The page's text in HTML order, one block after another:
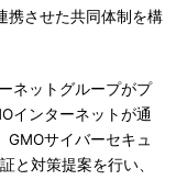
携させた共同体制を構
ネットグループがプ
インターネットが通
サイバーセキュ
と対策提案を行い、